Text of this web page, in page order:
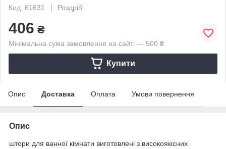
Код: 61631
Роздріб
406 ₴
Мінімальна сума замовлення на сайті — 500 ₴
Купити
Опис Доставка Оплата Умови повернення
Опис
штори для ванної кімнати виготовлені з високоякісних